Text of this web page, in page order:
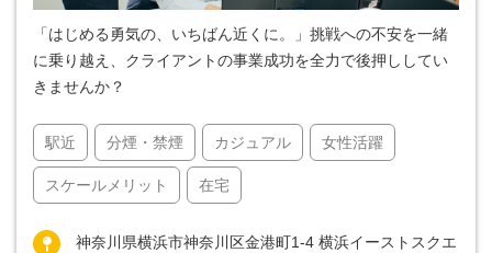
「はじめる勇気の、いちばん近くに。」挑戦への不安を一緒
に乗り越え、クライアントの事業成功を全力で後押ししてい
きませんか？
駅近 分煙・禁煙 カジュアル 女性活躍
スケールメリット 在宅
神奈川県横浜市神奈川区金港町1-4 横浜イーストスクエ